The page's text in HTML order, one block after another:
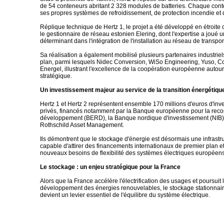
de 54 conteneurs abritant 2 328 modules de batteries. Chaque
ses propres systèmes de refroidissement, de protection incendie et
Réplique technique de Hertz 1, le projet a été développé en étroite
le gestionnaire de réseau estonien Elering, dont l'expertise a joué
déterminant dans l'intégration de l'installation au réseau de
Sa réalisation a également mobilisé plusieurs partenaires
plan, parmi lesquels Nidec Conversion, WiSo Engineering, Yuso,
Energel, illustrant l'excellence de la coopération européenne
stratégique.
Un investissement majeur au service de la transition
Hertz 1 et Hertz 2 représentent ensemble 170 millions d'euros
privés, financés notamment par la Banque européenne pour la
développement (BERD), la Banque nordique d'investissement
Rothschild Asset Management.
Ils démontrent que le stockage d'énergie est désormais une
capable d'attirer des financements internationaux de premier plan
nouveaux besoins de flexibilité des systèmes électriques
Le stockage : un enjeu stratégique pour la France
Alors que la France accélère l'électrification des usages et poursuit
développement des énergies renouvelables, le stockage
devient un levier essentiel de l'équilibre du système électrique.